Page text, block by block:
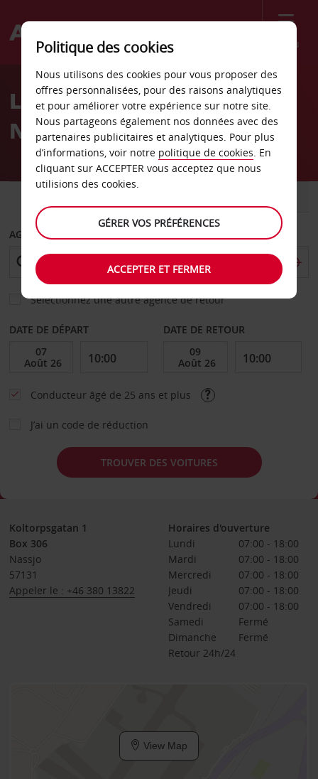
Menu
Welcome
AvisLocation de voiture
Nässjö - Ville
AGENCE DE DÉPART
Sélectionnez une autre agence de retour
DATE DE DÉPART DATE DE RETOUR
Conducteur âgé de 25 ans et plus
J’ai un code de réduction
TROUVER DES VOITURES
Koltorpsgatan 1
Box 306
Nassjo
57131
Appeler le : +46 380 13822
Horaires d'ouverture
Lundi
07:00 - 18:00
Mardi
07:00 - 18:00
Mercredi
07:00 - 18:00
Jeudi
07:00 - 18:00
Vendredi
07:00 - 18:00
Samedi
Fermé
Dimanche
Fermé
Retour 24h/24
View Map
Politique des cookies
Nous utilisons des cookies pour vous proposer des
offres personnalisées, pour des raisons analytiques
et pour améliorer votre expérience sur notre site.
Nous partageons également nos données avec des
partenaires publicitaires et analytiques. Pour plus
d’informations, voir notre politique de cookies. En
cliquant sur ACCEPTER vous acceptez que nous
utilisions des cookies.
GÉRER VOS PRÉFÉRENCES
ACCEPTER ET FERMER